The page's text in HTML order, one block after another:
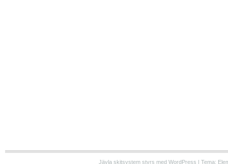
Jävla skitsystem styrs med WordPress | Tema: